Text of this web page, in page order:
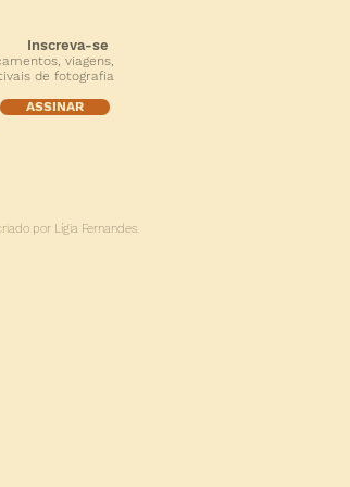
Inscreva-se
viagens,
de fotografia
ASSINAR
por Lígia Fernandes.